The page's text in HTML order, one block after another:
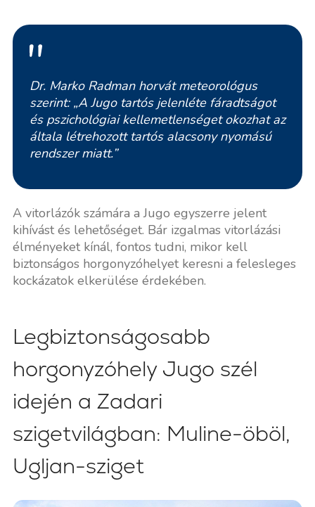
Dr. Marko Radman horvát meteorológus
szerint: „A Jugo tartós jelenléte fáradtságot
és pszichológiai kellemetlenséget okozhat az
általa létrehozott tartós alacsony nyomású
rendszer miatt.”
A vitorlázók számára a Jugo egyszerre jelent
kihívást és lehetőséget. Bár izgalmas vitorlázási
élményeket kínál, fontos tudni, mikor kell
biztonságos horgonyzóhelyet keresni a felesleges
kockázatok elkerülése érdekében.
Legbiztonságosabb
horgonyzóhely Jugo szél
idején a Zadari
szigetvilágban: Muline-öböl,
Ugljan-sziget